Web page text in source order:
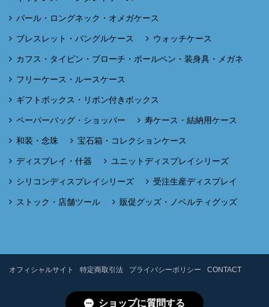
パール・ロングネック・オメガケース
ブレスレット・バングルケース ウォッチケース
カフス・タイピン・ブローチ・ボールペン・装身具・メガネ
フリーケース・ルースケース
ギフトボックス・リボン付きボックス
ペーパーバッグ・ショッパー 寿ケース・結納用ケース
和装・念珠 宝石箱・コレクションケース
ディスプレイ・什器 ユニットディスプレイシリーズ
シリコンディスプレイシリーズ 受注生産ディスプレイ
ストック・店舗ツール 販促グッズ・ノベルティグッズ
オフィシャルサイト 特定商取引法 プライバシーポリシー CONTACT
ショップに質問する